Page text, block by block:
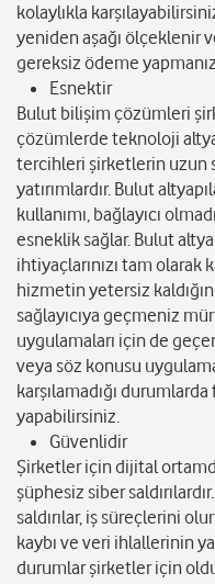
kolaylıkla
yeniden aşağı ölçeklenir
gereksiz ödeme
Esnektir
Bulut bilişim çözümleri
çözümlerde teknoloji
tercihleri şirketlerin uzun
yatırımlardır. Bulut
kullanımı, bağlayıcı
esneklik sağlar. Bulut
ihtiyaçlarınızı tam olarak
hizmetin yetersiz
sağlayıcıya geçmeniz
uygulamaları için de
veya söz konusu
karşılamadığı
yapabilirsiniz.
Güvenlidir
Şirketler için dijital
şüphesiz siber
saldırılar, iş süreçlerini
kaybı ve veri ihlallerinin
durumlar şirketler için